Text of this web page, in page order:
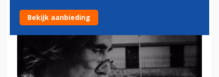
Bekijk aanbieding